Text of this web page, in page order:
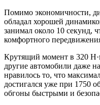
Помимо экономичности,
обладал хорошей
занимал около 10 секунд,
комфортного
Крутящий момент в 320
другие автомобили даже
нравилось то, что
достигался уже при 1750
обгоны быстрыми и